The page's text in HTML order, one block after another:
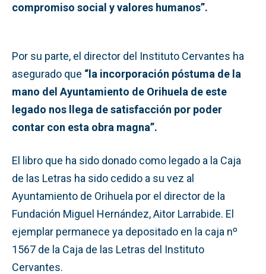
compromiso social y valores humanos”.
Por su parte, el director del Instituto Cervantes ha
asegurado que “la incorporación póstuma de la
mano del Ayuntamiento de Orihuela de este
legado nos llega de satisfacción por poder
contar con esta obra magna”.
El libro que ha sido donado como legado a la Caja
de las Letras ha sido cedido a su vez al
Ayuntamiento de Orihuela por el director de la
Fundación Miguel Hernández, Aitor Larrabide. El
ejemplar permanece ya depositado en la caja nº
1567 de la Caja de las Letras del Instituto
Cervantes.